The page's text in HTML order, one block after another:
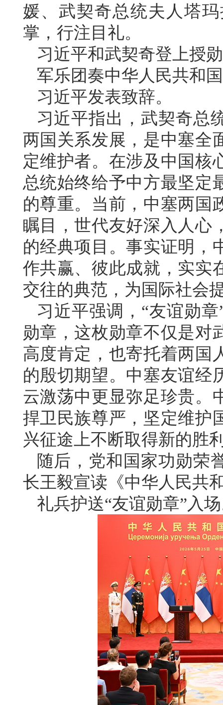
媛、武契奇总统夫人塔
掌，行注目礼。
习近平和武契奇登上授
军乐团奏中华人民共和
习近平发表致辞。
习近平指出，武契奇总
两国关系发展，是中塞全
定维护者。在涉及中国核
总统始终给予中方最坚定
的尊重。当前，中塞两国
瞩目，世代友好深入人心
的经典项目。事实证明，
作共赢、彼此成就，实实
交往的典范，为国际社会
习近平强调，“友谊勋
勋章，这枚勋章不仅是对
高度肯定，也寄托着两国
的殷切期望。中塞友谊经
云激荡中更显弥足珍贵。
捍卫民族尊严，坚定维护
兴征途上不断取得新的胜
随后，党和国家功勋荣
长王毅宣读《中华人民共
礼兵护送“友谊勋章”入